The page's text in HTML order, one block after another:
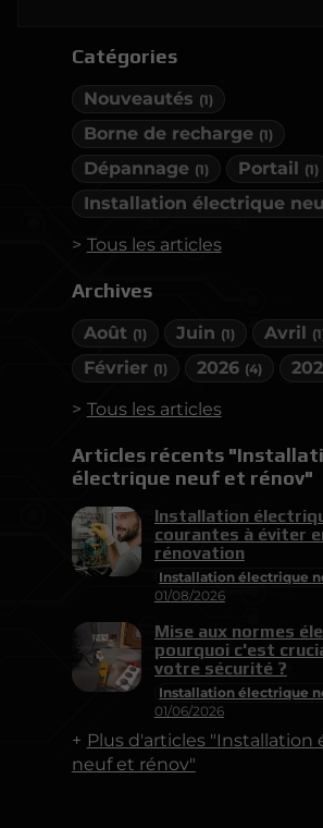
Catégories
Nouveautés (1)
Borne de recharge (1)
Dépannage (1) Portail (1)
Tous les articles
Archives
Août (1) Juin (1) Avril
Février (1) 2026 (4)
Tous les articles
Articles récents
électrique neuf et rénov"
Installation électrique
01/08/2026
Installation
courantes à éviter
rénovation
Installation électrique
01/06/2026
Mise aux normes
pourquoi c'est
votre sécurité ?
Plus d'articles "Installation
neuf et rénov"
vie des occupants d’un
examine en profondeur les
lesquelles il est essentiel de
normes.